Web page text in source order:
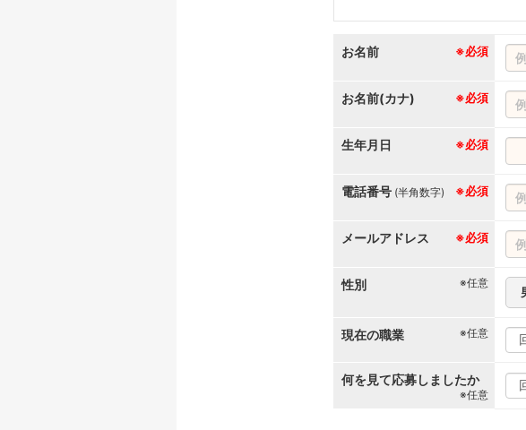
お名前 ※必須
お名前(カナ) ※必須
生年月日 ※必須
電話番号 ※必須
(半角数字)
メールアドレス ※必須
性別 ※任意
現在の職業 ※任意
何を見て応募しましたか
※任意